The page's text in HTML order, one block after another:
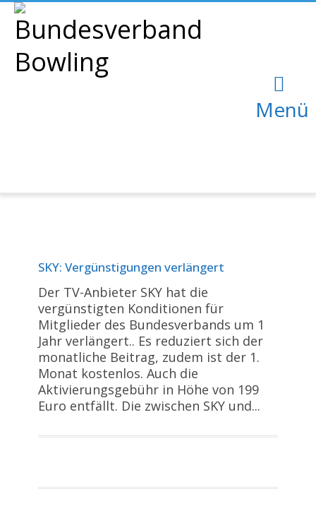
Menü
SKY: Vergünstigungen verlängert
Der TV-Anbieter SKY hat die
vergünstigten Konditionen für
Mitglieder des Bundesverbands um 1
Jahr verlängert.. Es reduziert sich der
monatliche Beitrag, zudem ist der 1.
Monat kostenlos. Auch die
Aktivierungsgebühr in Höhe von 199
Euro entfällt. Die zwischen SKY und...